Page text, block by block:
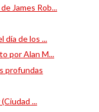
James Rob...
día de los ...
por Alan M...
profundas
...